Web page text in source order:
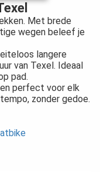
Met brede
wegen beleef je
langere
van Texel. Ideaal
pad.
perfect voor elk
zonder gedoe.